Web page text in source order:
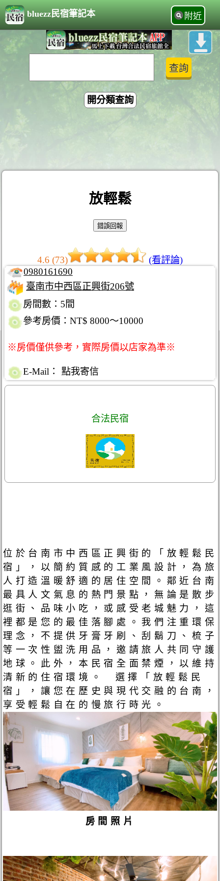
bluezz民宿筆記本 附近
開分類查詢
放輕鬆
4.6 (73)
(看評論)
0980161690
臺南市中西區正興街206號
房間數：5間
參考房價：NT$ 8000～10000
※房價僅供參考，實際房價以店家為準※
E-Mail： 點我寄信
合法民宿
位於台南市中西區正興街的「放輕鬆民
宿」，以簡約質感的工業風設計，為旅
人打造溫暖舒適的居住空間。鄰近台南
最具人文氣息的熱門景點，無論是散步
逛街、品味小吃，或感受老城魅力，這
裡都是您的最佳落腳處。我們注重環保
理念，不提供牙膏牙刷、刮鬍刀、梳子
等一次性盥洗用品，邀請旅人共同守護
地球。此外，本民宿全面禁煙，以維持
清新的住宿環境。 選擇「放輕鬆民
宿」，讓您在歷史與現代交融的台南，
享受輕鬆自在的慢旅行時光。
房間照片